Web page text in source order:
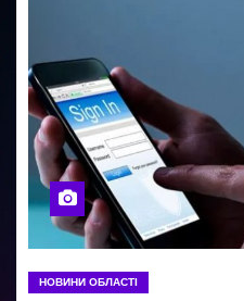
НОВИНИ ОБЛАСТІ